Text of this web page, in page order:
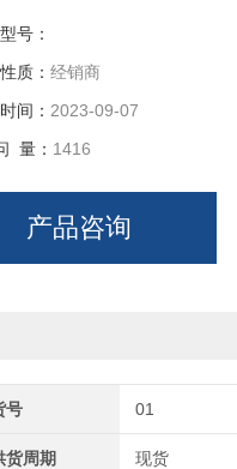
号：
质： 经销商
间： 2023-09-07
量： 1416
产品咨询
号 01
货周期 现货